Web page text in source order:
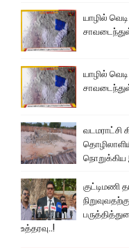
யாழில்
யாழில்
வடமராட்சி
நொறுக்கிய
குட்டிமணி
உத்தரவு..!